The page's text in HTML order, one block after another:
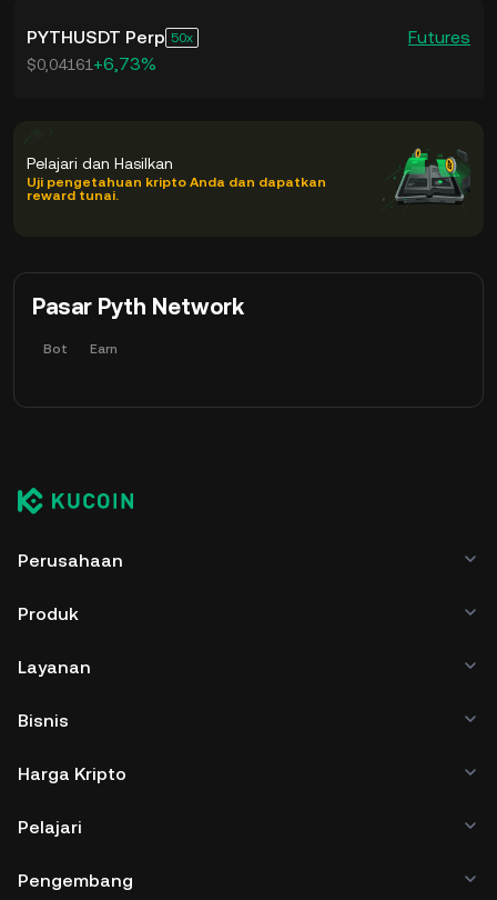
PYTHUSDT Perp 50 Futures
$0,04161 +6,73%
Pelajari dan Hasilkan
Uji pengetahuan kripto Anda dan dapatkan
reward tunai.
Pasar Pyth Network
Bot Earn
Perusahaan
Produk
Layanan
Bisnis
Harga Kripto
Pelajari
Pengembang